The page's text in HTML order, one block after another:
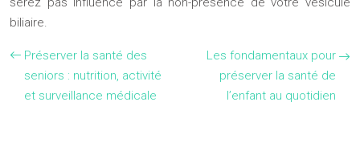
biliaire.
Préserver la santé des
seniors : nutrition, activité
et surveillance médicale
Les fondamentaux pour
préserver la santé de
l’enfant au quotidien